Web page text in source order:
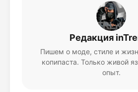
Редакция
Пишем о моде, стиле и
копипаста. Только живой
опыт.